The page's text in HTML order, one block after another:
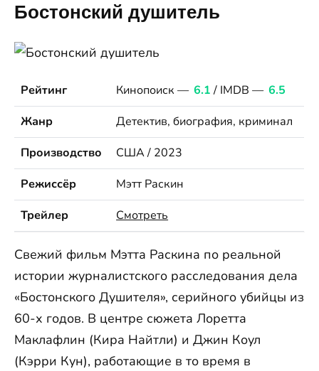
Бостонский душитель
Рейтинг Кинопоиск — 6.1 / IMDB — 6.5
Жанр
Детектив, биография, криминал
Производство
США / 2023
Режиссёр
Мэтт Раскин
Трейлер
Смотреть
Свежий фильм Мэтта Раскина по реальной
истории журналистского расследования дела
«Бостонского Душителя», серийного убийцы из
60-х годов. В центре сюжета Лоретта
Маклафлин (Кира Найтли) и Джин Коул
(Кэрри Кун), работающие в то время в